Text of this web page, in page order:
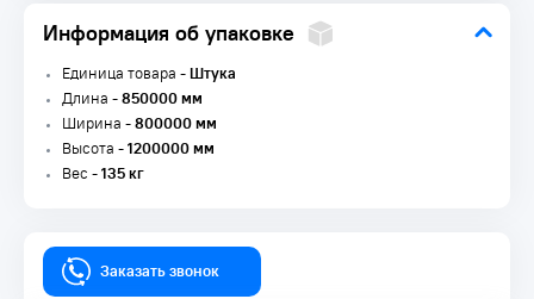
Информация об упаковке
Единица товара -Штука
Длина -850000 мм
Ширина -800000 мм
Высота -1200000 мм
Вес -135 кг
Заказать звонок